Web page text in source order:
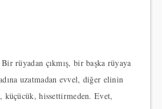
rüyadan çıkmış, bir başka rüyaya
uzatmadan evvel, diğer elinin
küçücük, hissettirmeden. Evet,